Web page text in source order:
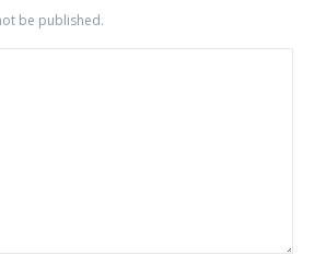
be published.